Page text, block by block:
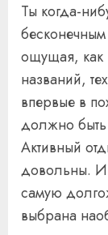
Ты когда-
ощущая, как
названий,
впервые в
должно быть
Активный
довольны. И
самую
выбрана